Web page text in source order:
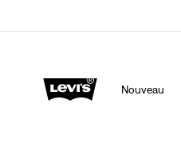
Nouveau